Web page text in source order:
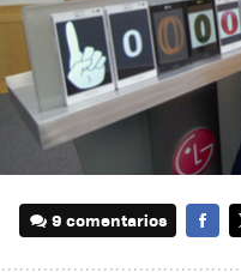
9 comentarios